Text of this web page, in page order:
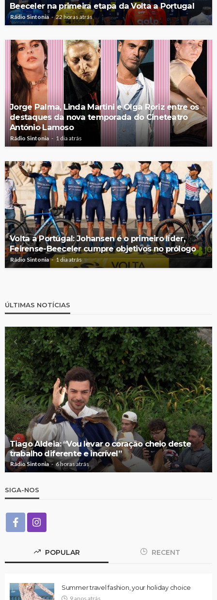
Beeceler na primeira etapa da Volta a Portugal
Rádio Sintonia 22 horas atrás
Jorge Palma, Linda Martini e Olga Roriz entre os
destaques da nova temporada do Cineteatro
António Lamoso
Rádio Sintonia 1 dia atrás
Volta a Portugal: Johansen é o primeiro líder,
Feirense-Beeceler cumpre objetivos no prólogo
Rádio Sintonia 1 dia atrás
ÚLTIMAS NOTÍCIAS
Tiago Aldeia: “Vou levar o coração cheio deste
trabalho diferente e incrível”
Rádio Sintonia 6 horas atrás
SIGA-NOS
POPULAR RECENT
Summer travel fashion, your holiday choice
9 anos atrás